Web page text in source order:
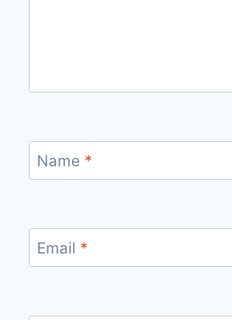
Name *
Email *